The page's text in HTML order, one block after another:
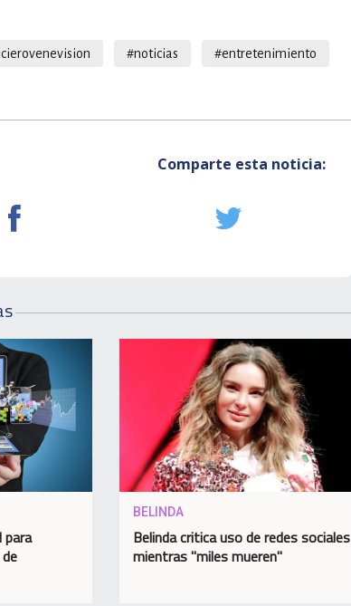
#noticias #entretenimiento
Comparte esta noticia:
para
BELINDA
Belinda critica uso de redes sociales
mientras "miles mueren"